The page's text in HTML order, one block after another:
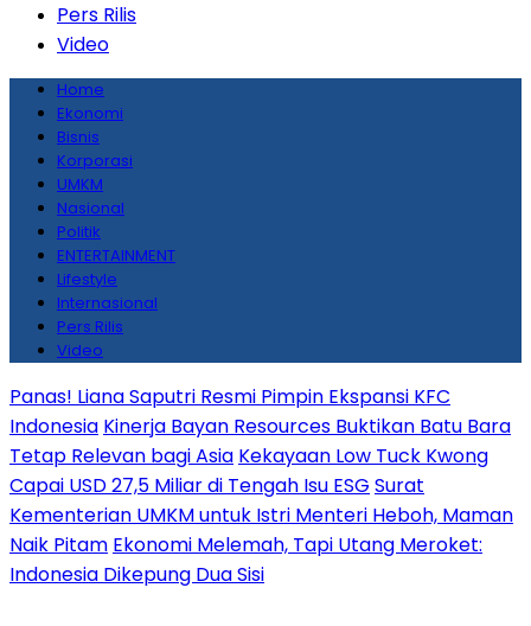
Pers Rilis
Video
Home
Ekonomi
Bisnis
Korporasi
UMKM
Nasional
Politik
ENTERTAINMENT
Lifestyle
Internasional
Pers Rilis
Video
Panas! Liana Saputri Resmi Pimpin Ekspansi KFC
Indonesia Kinerja Bayan Resources Buktikan Batu Bara
Tetap Relevan bagi Asia Kekayaan Low Tuck Kwong
Capai USD 27,5 Miliar di Tengah Isu ESG Surat
Kementerian UMKM untuk Istri Menteri Heboh, Maman
Naik Pitam Ekonomi Melemah, Tapi Utang Meroket:
Indonesia Dikepung Dua Sisi